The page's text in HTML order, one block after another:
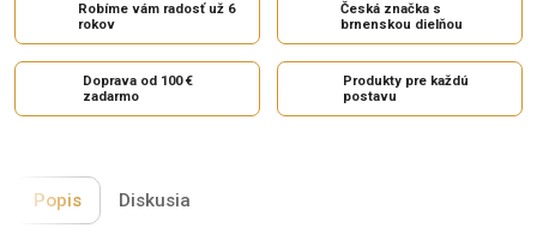
Robíme vám radosť už 6
rokov
Česká značka s
brnenskou dielňou
Doprava od 100 €
zadarmo
Produkty pre každú
postavu
Popis Diskusia